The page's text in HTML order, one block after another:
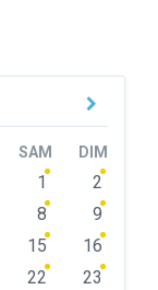
SAM DIM
1
2
8
9
15
16
22
23